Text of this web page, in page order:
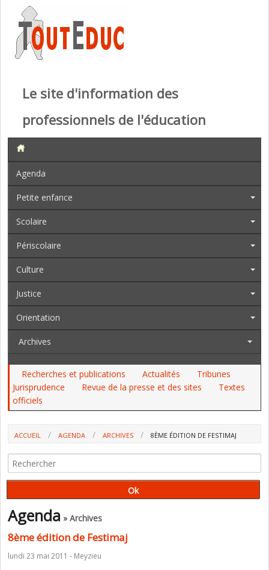
Le site d'information des
professionnels de l'éducation
Agenda
Petite enfance
Scolaire
Périscolaire
Culture
Justice
Orientation
Archives
Recherches et publications Actualités
Tribunes
Jurisprudence
Revue de la presse et des sites
Textes
officiels
ACCUEIL AGENDA ARCHIVES 8ÈME ÉDITION DE FESTIMAJ
Agenda » Archives
8ème édition de Festimaj
lundi 23 mai 2011 - Meyzieu